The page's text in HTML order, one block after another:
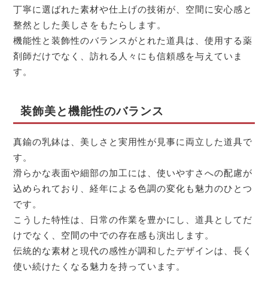
丁寧に選ばれた素材や仕上げの技術が、空間に安心感と
整然とした美しさをもたらします。
機能性と装飾性のバランスがとれた道具は、使用する薬
剤師だけでなく、訪れる人々にも信頼感を与えていま
す。
装飾美と機能性のバランス
真鍮の乳鉢は、美しさと実用性が見事に両立した道具で
す。
滑らかな表面や細部の加工には、使いやすさへの配慮が
込められており、経年による色調の変化も魅力のひとつ
です。
こうした特性は、日常の作業を豊かにし、道具としてだ
けでなく、空間の中での存在感も演出します。
伝統的な素材と現代の感性が調和したデザインは、長く
使い続けたくなる魅力を持っています。